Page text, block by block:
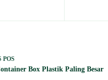
POS
Box Plastik Paling Besar